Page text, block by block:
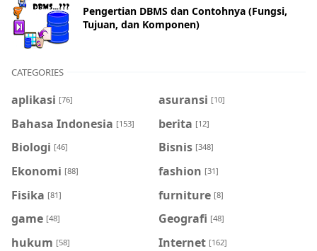
Pengertian DBMS dan Contohnya (Fungsi,
Tujuan, dan Komponen)
CATEGORIES
aplikasi [76] asuransi [10]
Bahasa Indonesia [153] berita [12]
Biologi [46] Bisnis [348]
Ekonomi [88] fashion [31]
Fisika [81] furniture [8]
game [48] Geografi [48]
hukum [58] Internet [162]